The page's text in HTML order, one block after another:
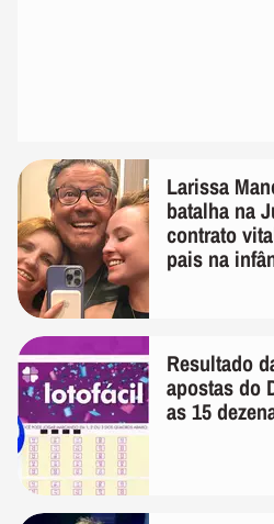
Larissa
batalha na
contrato
pais na
Resultado
apostas do
as 15